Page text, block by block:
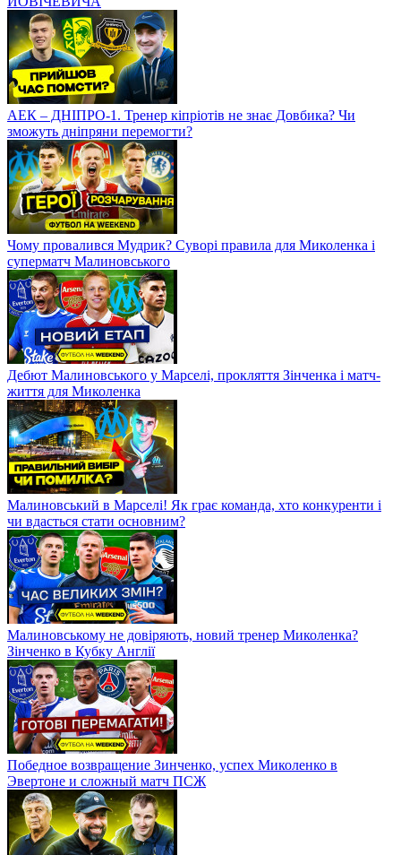
АЕК – ДНІПРО-1. Тренер кіпріотів не знає Довбика? Чи
зможуть дніпряни перемогти?
Чому провалився Мудрик? Суворі правила для Миколенка і
суперматч Малиновського
Дебют Малиновського у Марселі, прокляття Зінченка і матч-
життя для Миколенка
Малиновський в Марселі! Як грає команда, хто конкуренти і
чи вдасться стати основним?
Малиновському не довіряють, новий тренер Миколенка?
Зінченко в Кубку Англії
Победное возвращение Зинченко, успех Миколенко в
Эвертоне и сложный матч ПСЖ